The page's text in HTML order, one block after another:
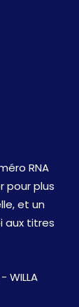
RNA
pour plus
et un
aux titres
WILLA